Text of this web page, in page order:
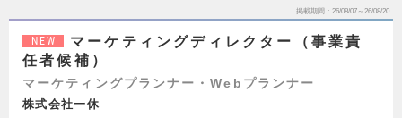
掲載期間 26/08/07～26/08/20
NEW
マーケティングディレクター（事業責
任者候補）
マーケティングプランナー・Webプランナー
株式会社一休